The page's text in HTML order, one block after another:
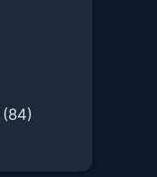
(84)